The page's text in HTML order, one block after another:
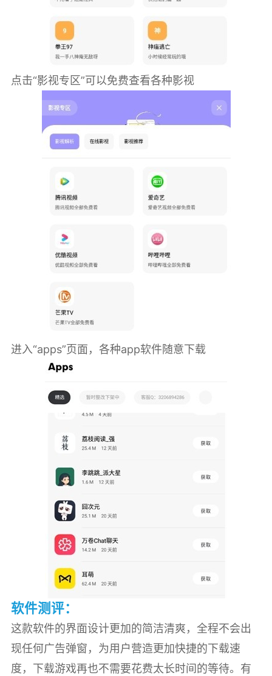
点击“影视专区”可以免费查看各种影视
进入“apps”页面，各种app软件随意下载
软件测评：
这款软件的界面设计更加的简洁清爽，全程不会出
现任何广告弹窗，为用户营造更加快捷的下载速
度，下载游戏再也不需要花费太长时间的等待。有